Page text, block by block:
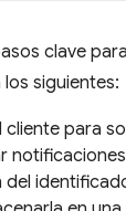
clave
siguientes:
para
del